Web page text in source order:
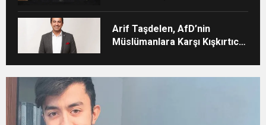
Arif Taşdelen, AfD’nin
Müslümanlara Karşı Kışkırtıcı